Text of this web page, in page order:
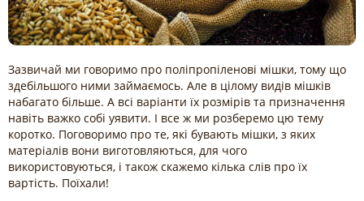
Зазвичай ми говоримо про поліпропіленові мішки, тому що
здебільшого ними займаємось. Але в цілому видів мішків
набагато більше. А всі варіанти їх розмірів та призначення
навіть важко собі уявити. І все ж ми розберемо цю тему
коротко. Поговоримо про те, які бувають мішки, з яких
матеріалів вони виготовляються, для чого
використовуються, і також скажемо кілька слів про їх
вартість. Поїхали!